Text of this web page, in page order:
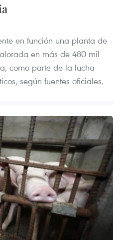
en función una planta de
en más de 480 mil
como parte de la lucha
según fuentes oficiales.